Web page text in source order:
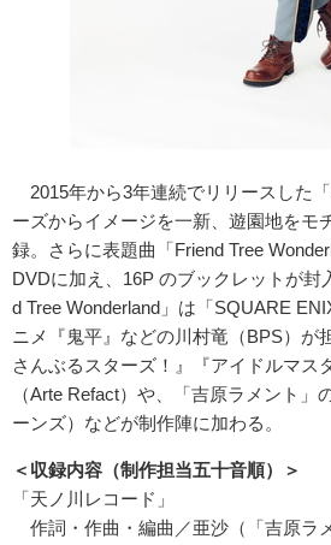
2015年から3年連続でリリースした
ーズからイメージを一新、遊園地をモ
録。さらに表題曲「Friend Tree
DVDに加え、16P のブックレットが封
d Tree Wonderland」は「SQUARE
ニメ『鬼平』などの川村竜（BPS）が
さんぶるスターズ！』『アイドルマス
（Arte Refact）や、「吉原ラメント」
ーンズ）などが制作陣に加わる。
＜収録内容（制作担当五十音順）＞
「天ノ川レコード」
作詞・作曲・編曲／亜沙（「吉原ラ